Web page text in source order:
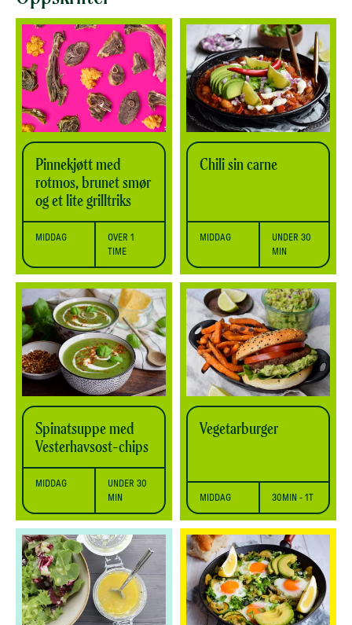
Pinnekjøtt med
rotmos, brunet smør
og et lite grilltriks
MIDDAG
OVER 1
TIME
Chili sin carne
MIDDAG
UNDER 30
MIN
Spinatsuppe med
Vesterhavsost-chips
MIDDAG
UNDER 30
MIN
Vegetarburger
MIDDAG 30MIN - 1T